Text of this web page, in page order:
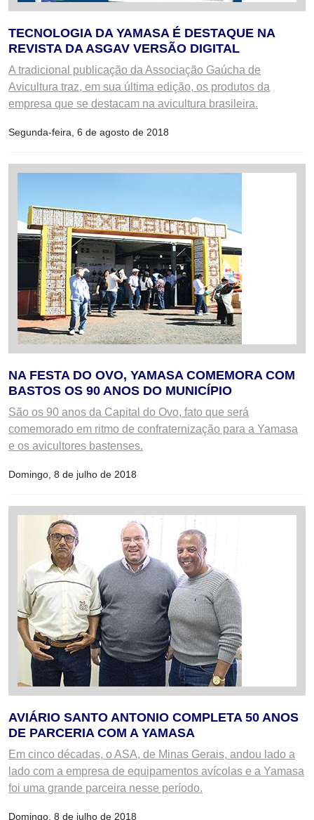
TECNOLOGIA DA YAMASA É DESTAQUE NA
REVISTA DA ASGAV VERSÃO DIGITAL
A tradicional publicação da Associação Gaúcha de
Avicultura traz, em sua última edição, os produtos da
empresa que se destacam na avicultura brasileira.
Segunda-feira, 6 de agosto de 2018
NA FESTA DO OVO, YAMASA COMEMORA COM
BASTOS OS 90 ANOS DO MUNICÍPIO
São os 90 anos da Capital do Ovo, fato que será
comemorado em ritmo de confraternização para a Yamasa
e os avicultores bastenses.
Domingo, 8 de julho de 2018
AVIÁRIO SANTO ANTONIO COMPLETA 50 ANOS
DE PARCERIA COM A YAMASA
Em cinco décadas, o ASA, de Minas Gerais, andou lado a
lado com a empresa de equipamentos avícolas e a Yamasa
foi uma grande parceira nesse período.
Domingo, 8 de julho de 2018